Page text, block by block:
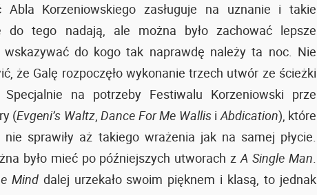
Abla Korzeniowskiego zasługuje na uznanie i takie
do tego nadają, ale można było zachować lepsze
wskazywać do kogo tak naprawdę należy ta noc. Nie
że Galę rozpoczęło wykonanie trzech utwór ze ścieżki
na potrzeby Festiwalu Korzeniowski prze
(Evgeni’s Waltz,Dance For Me WallisiAbdication), które
nie sprawiły aż takiego wrażenia jak na samej płycie.
było mieć po późniejszych utworach zA Single Man.
Minddalej urzekało swoim pięknem i klasą, to jednak